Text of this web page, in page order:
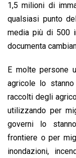
1,5 milioni di
qualsiasi punto
media più di 500
documenta
E molte persone
agricole lo
raccolti degli
utilizzando per
governi lo
frontiere o per
inondazioni,